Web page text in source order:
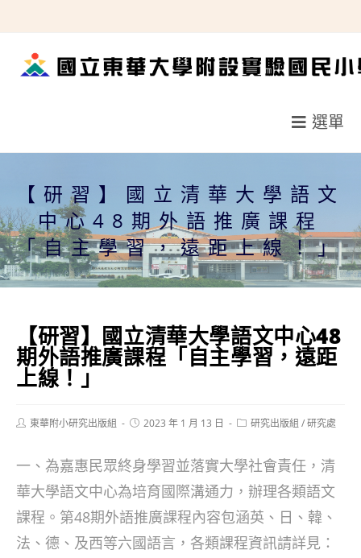
轉
選單
【研習】國立清華大學語文
中心48期外語推廣課程
「自主學習，遠距上線！」
【研習】國立清華大學語文中心48
期外語推廣課程「自主學習，遠距
上線！」
Post東華附小研究出版組
Post2023 年 1 月 13 日
Post研究出版組 /研究處
一、為嘉惠民眾終身學習並落實大學社會責任，清
華大學語文中心為培育國際溝通力，辦理各類語文
課程。第48期外語推廣課程內容包涵英、日、韓、
法、德、及西等六國語言，各類課程資訊請詳見：